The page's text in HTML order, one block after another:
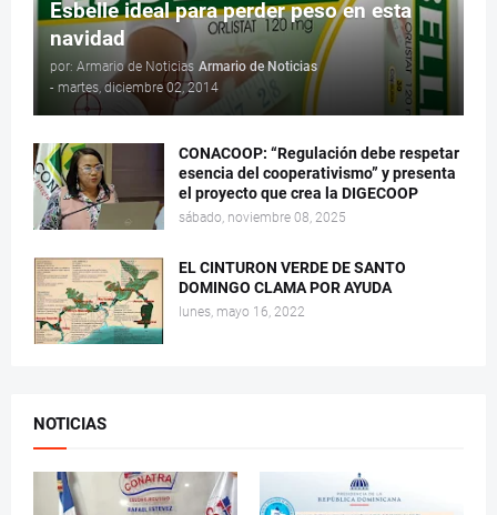
Esbelle ideal para perder peso en esta
navidad
por: Armario de Noticias Armario de Noticias
- martes, diciembre 02, 2014
CONACOOP: “Regulación debe respetar
esencia del cooperativismo” y presenta
el proyecto que crea la DIGECOOP
sábado, noviembre 08, 2025
EL CINTURON VERDE DE SANTO
DOMINGO CLAMA POR AYUDA
lunes, mayo 16, 2022
NOTICIAS